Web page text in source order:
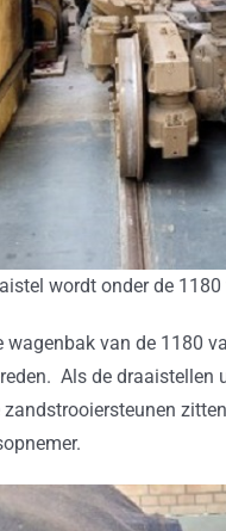
wordt onder de
van de 1180
Als de draaistellen